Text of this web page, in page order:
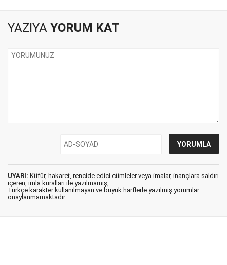
Yöntemi ile Yeni Bir
YAZIYA YORUM KAT
UYARI: Küfür, hakaret, rencide edici cümleler veya imalar, inançlara saldırı
içeren, imla kuralları ile yazılmamış,
Türkçe karakter kullanılmayan ve büyük harflerle yazılmış yorumlar
onaylanmamaktadır.